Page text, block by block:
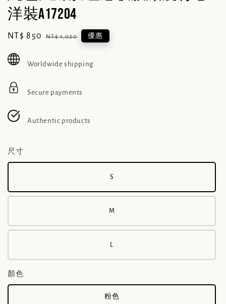
洋裝A17204
Sale
NT$ 850 Regular
NT$ 1,020 優惠
Worldwide shipping
Secure payments
Authentic products
尺寸
S
M
顏色
粉色